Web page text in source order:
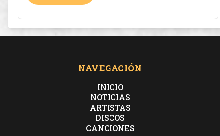
NAVEGACIÓN
INICIO
NOTICIAS
ARTISTAS
DISCOS
CANCIONES